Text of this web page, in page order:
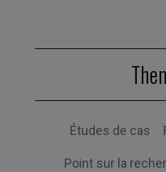
Études de cas
Point sur la